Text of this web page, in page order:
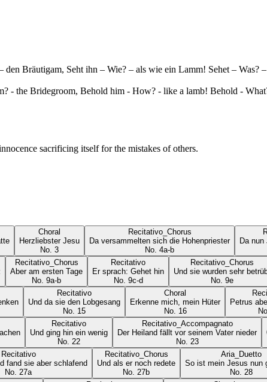
Bräutigam, Seht ihn – Wie? – als wie ein Lamm! Sehet –
- the Bridegroom, Behold him - How? - like a lamb! Behold -
sacrificing itself for the mistakes of others.
Choral
Herzliebster Jesu
No. 3
Recitativo_Chorus
Da versammelten sich die Hohenpriester
No. 4a-b
Da nun
Recitativo_Chorus
Aber am ersten Tage
No. 9a-b
Recitativo
Er sprach: Gehet hin
No. 9c-d
Recitativo_Chorus
Und sie wurden sehr
No. 9e
Recitativo
Und da sie den Lobgesang
No. 15
Choral
Erkenne mich, mein Hüter
No. 16
Petrus
No.
Recitativo
Und ging hin ein wenig
No. 22
Recitativo_Accompagnato
Der Heiland fällt vor seinem Vater nieder
No. 23
Recitativo
fand sie aber schlafend
No. 27a
Recitativo_Chorus
Und als er noch redete
No. 27b
Aria_Duetto
So ist mein Jesus nun
No. 28